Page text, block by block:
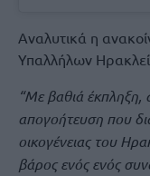
Αναλυτικά η
Υπαλλήλων
“Με βαθιά έκπληξη,
απογοήτευση που
οικογένειας του
βάρος ενός ενός